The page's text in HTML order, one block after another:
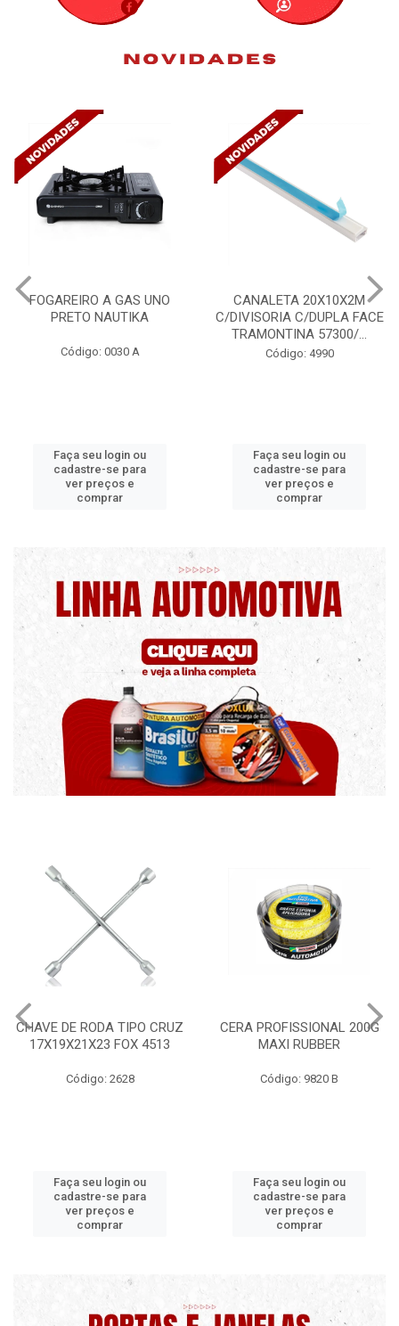
FOGAREIRO A GAS UNO
PRETO NAUTIKA
Código: 0030 A
Faça seu login ou
cadastre-se para
ver preços e
comprar
CANALETA 20X10X2M
C/DIVISORIA C/DUPLA FACE
TRAMONTINA 57300/...
Código: 4990
Faça seu login ou
cadastre-se para
ver preços e
comprar
CHAVE DE RODA TIPO CRUZ
17X19X21X23 FOX 4513
Código: 2628
Faça seu login ou
cadastre-se para
ver preços e
comprar
CERA PROFISSIONAL 200G
MAXI RUBBER
Código: 9820 B
Faça seu login ou
cadastre-se para
ver preços e
comprar